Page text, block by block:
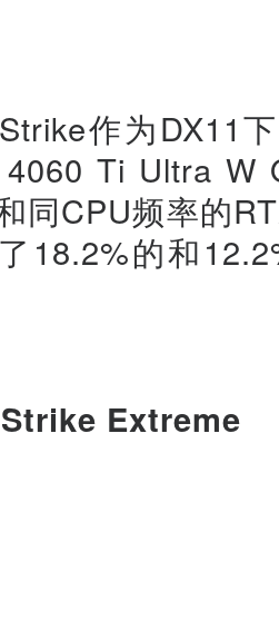
作为DX11
4060 Ti Ultra W
同CPU频率的
18.2%的和
Extreme